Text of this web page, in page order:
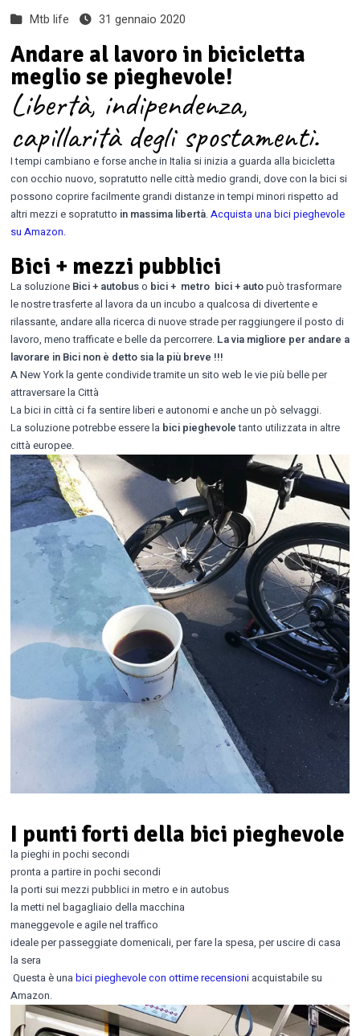
Mtb life 31 gennaio 2020
Andare al lavoro in bicicletta
meglio se pieghevole!
Libertà, indipendenza,
capillarità degli spostamenti.
I tempi cambiano e forse anche in Italia si inizia a guarda alla bicicletta
con occhio nuovo, sopratutto nelle città medio grandi, dove con la bici si
possono coprire facilmente grandi distanze in tempi minori rispetto ad
altri mezzi e sopratutto in massima libertà.Acquista una bici pieghevole
su Amazon.
Bici + mezzi pubblici
La soluzione Bici + autobuso bici + metro bici + autopuò trasformare
le nostre trasferte al lavora da un incubo a qualcosa di divertente e
rilassante, andare alla ricerca di nuove strade per raggiungere il posto di
lavoro, meno trafficate e belle da percorrere. La via migliore per andare a
lavorare in Bici non è detto sia la più breve !!!
A New York la gente condivide tramite un sito web le vie più belle per
attraversare la Città
La bici in città ci fa sentire liberi e autonomi e anche un pò selvaggi.
La soluzione potrebbe essere la bici pieghevoletanto utilizzata in altre
città europee.
I punti forti della bici pieghevole
la pieghi in pochi secondi
pronta a partire in pochi secondi
la porti sui mezzi pubblici in metro e in autobus
la metti nel bagagliaio della macchina
maneggevole e agile nel traffico
ideale per passeggiate domenicali, per fare la spesa, per uscire di casa
la sera
Questa è una bici pieghevole con ottime recensioniacquistabile su
Amazon.